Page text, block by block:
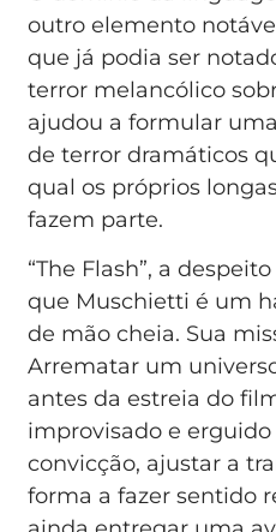
outro elemento
que já podia ser
terror melancólico
ajudou a formular
de terror dramáticos
qual os próprios
fazem parte.
“The Flash”, a
que Muschietti é um
de mão cheia. Sua
Arrematar um
antes da estreia do
improvisado e
convicção, ajustar a
forma a fazer sentido